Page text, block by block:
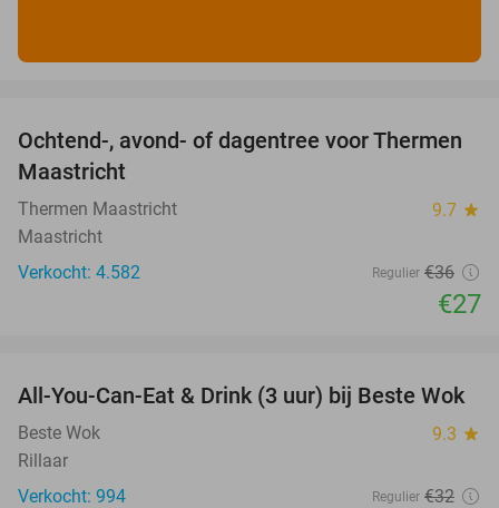
25%
Ochtend-, avond- of dagentree voor Thermen
Maastricht
Thermen Maastricht 9.7 star
Maastricht
Verkocht: 4.582
Regulier €36
€27
20%
All-You-Can-Eat & Drink (3 uur) bij Beste Wok
Beste Wok 9.3 star
Rillaar
Verkocht: 994
Regulier €32